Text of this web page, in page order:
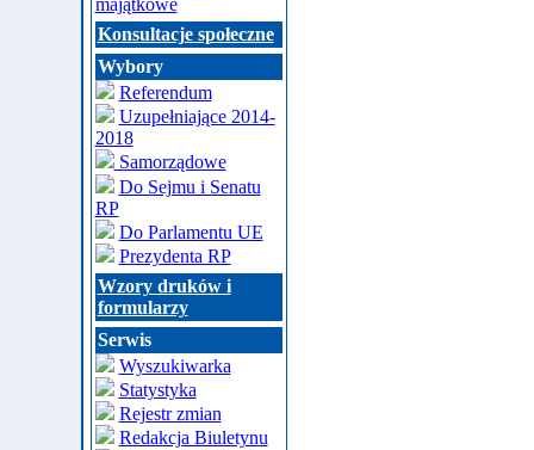
majątkowe
Konsultacje społeczne
Wybory
Referendum
Uzupełniające 2014-
2018
Samorządowe
Do Sejmu i Senatu
RP
Do Parlamentu UE
Prezydenta RP
Wzory druków i
formularzy
Serwis
Wyszukiwarka
Statystyka
Rejestr zmian
Redakcja Biuletynu